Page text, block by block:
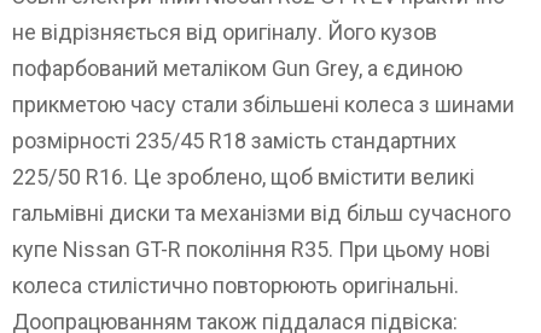
не відрізняється від оригіналу. Його кузов
пофарбований металіком Gun Grey, а єдиною
прикметою часу стали збільшені колеса з шинами
розмірності 235/45 R18 замість стандартних
225/50 R16. Це зроблено, щоб вмістити великі
гальмівні диски та механізми від більш сучасного
купе Nissan GT-R покоління R35. При цьому нові
колеса стилістично повторюють оригінальні.
Доопрацюванням також піддалася підвіска: